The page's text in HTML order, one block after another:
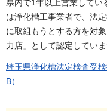
県内で1年以上営業してい
は浄化槽工事業者で、法
に取組もうとする方を対
力店」として認定していま
埼玉県浄化槽法定検査受
B）